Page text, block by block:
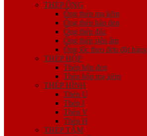
THÉP ỐNG
Ống thép mạ kẽm
Ống thép hàn đen
Ống thép đúc
Ống thép siêu âm
Ống lốc theo đơn đặt hàng
THÉP HỘP
Thép hộp đen
Thép hộp mạ kẽm
THÉP HÌNH
Thép U
Thép I
Thép V
Thép H
THÉP TẤM